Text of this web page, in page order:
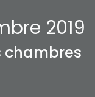
2019
chambres